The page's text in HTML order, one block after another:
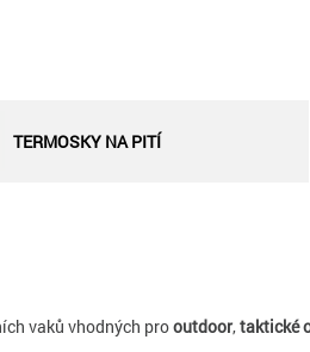
TERMOSKY NA PITÍ
vaků vhodných prooutdoor,taktické